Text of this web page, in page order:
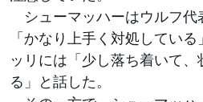
シューマッハーはウルフ代
「かなり上手く対処してい
ッリには「少し落ち着いて
る」と話した。